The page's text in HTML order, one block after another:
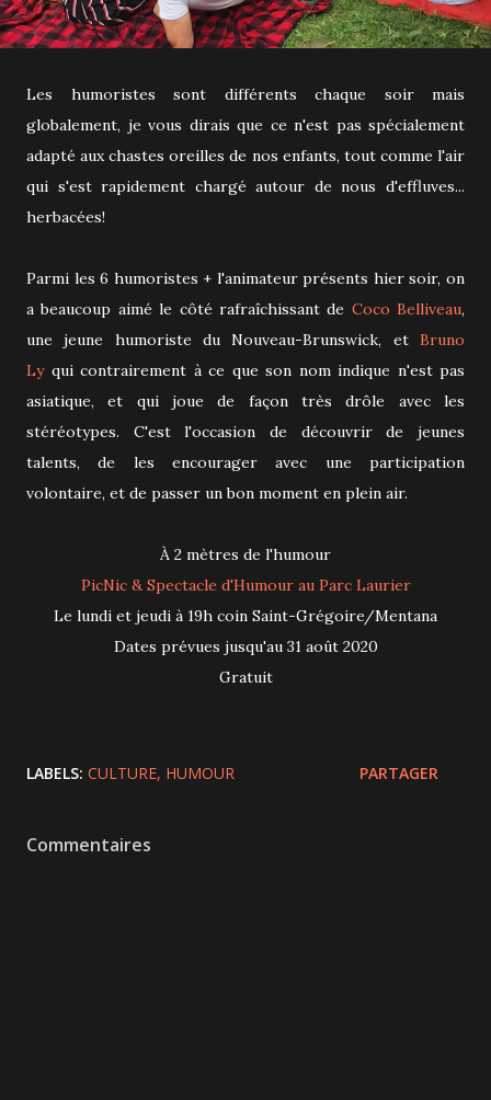
Les humoristes sont différents chaque soir mais
globalement, je vous dirais que ce n'est pas spécialement
adapté aux chastes oreilles de nos enfants, tout comme l'air
qui s'est rapidement chargé autour de nous d'effluves...
herbacées!
Parmi les 6 humoristes + l'animateur présents hier soir, on
a beaucoup aimé le côté rafraîchissant de Coco Belliveau,
une jeune humoriste du Nouveau-Brunswick, et Bruno
Lyqui contrairement à ce que son nom indique n'est pas
asiatique, et qui joue de façon très drôle avec les
stéréotypes. C'est l'occasion de découvrir de jeunes
talents, de les encourager avec une participation
volontaire, et de passer un bon moment en plein air.
À 2 mètres de l'humour
PicNic & Spectacle d'Humour au Parc Laurier
Le lundi et jeudi à 19h coin Saint-Grégoire/Mentana
Dates prévues jusqu'au 31 août 2020
Gratuit
LABELS: CULTURE HUMOUR PARTAGER
Commentaires